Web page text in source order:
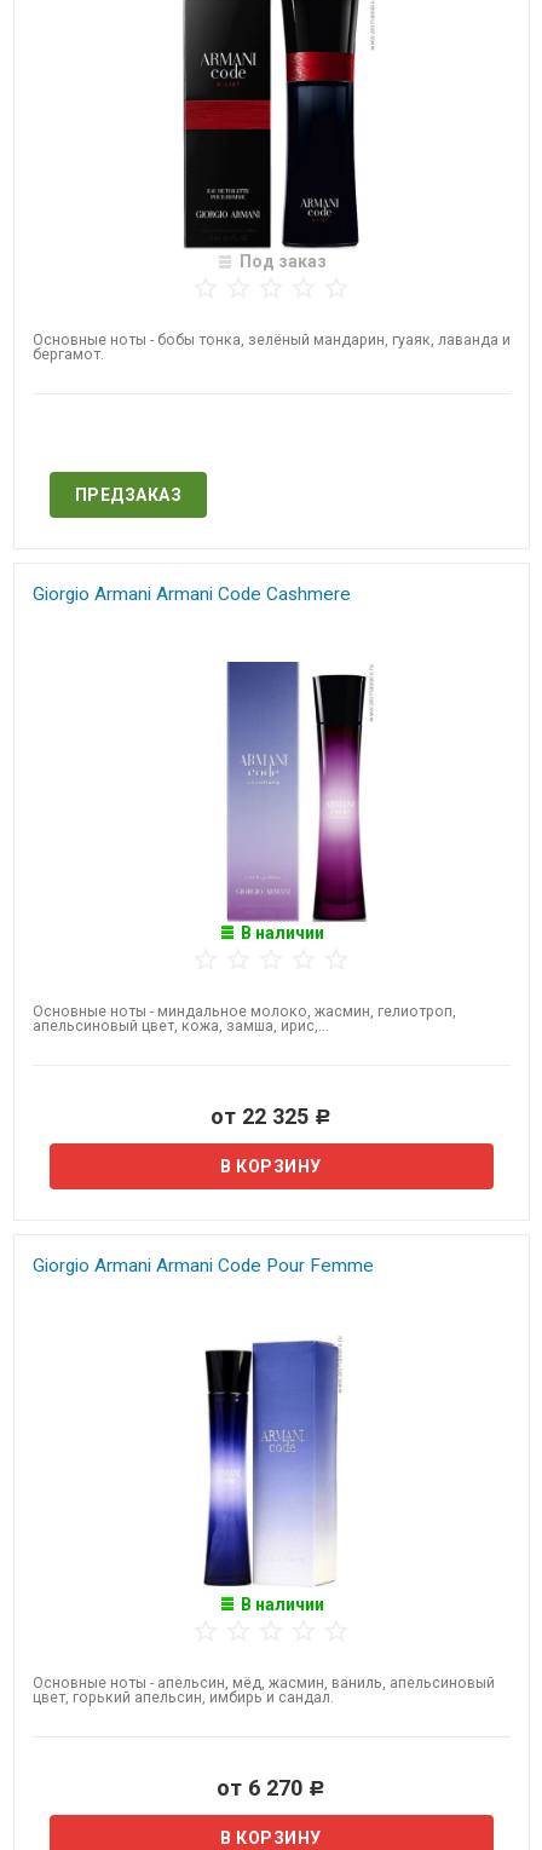
Под заказ
Основные ноты - бобы тонка, зелёный мандарин, гуаяк, лаванда и
бергамот.
ПРЕДЗАКАЗ
Giorgio Armani Armani Code Cashmere
В наличии
Основные ноты - миндальное молоко, жасмин, гелиотроп,
апельсиновый цвет, кожа, замша, ирис,...
от 22 325 Р
Giorgio Armani Armani Code Pour Femme
В наличии
Основные ноты - апельсин, мёд, жасмин, ваниль, апельсиновый
цвет, горький апельсин, имбирь и сандал.
от 6 270 Р